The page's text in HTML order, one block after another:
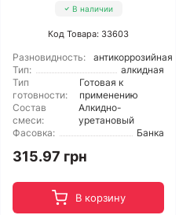
В наличии
Код Товара: 33603
Разновидность:
антикоррозийная
Тип:
алкидная
Тип
готовности:
Готовая к
применению
Состав
смеси:
Алкидно-
уретановый
Фасовка:
Банка
315.97 грн
В корзину